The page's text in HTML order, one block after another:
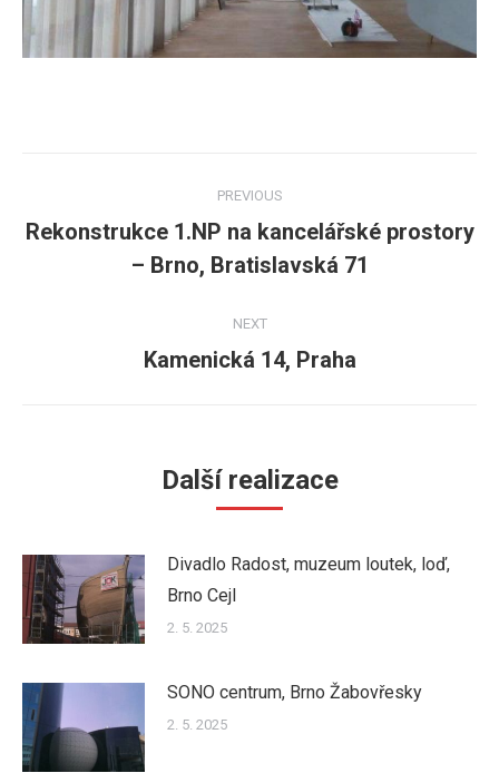
navigation
PREVIOUS
Previous
post:
Rekonstrukce 1.NP na kancelářské prostory
– Brno, Bratislavská 71
NEXT
Next
Kamenická 14, Praha
Další realizace
Divadlo Radost, muzeum loutek, loď,
Brno Cejl
2. 5. 2025
SONO centrum, Brno Žabovřesky
2. 5. 2025